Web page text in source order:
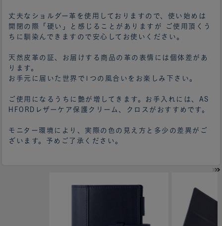
丈夫なショルダー革を使用しておりますので、使い始めは
開閉の際「硬い」と感じることがありますが ご使用頂くう
ちに馴染んできますので安心してお使いください。
天然皮革の証、お届けする商品の革の表情には個体差があ
ります。
お手元に届いた世界で1つの風合いをお楽しみ下さい。
ご使用になるうちに艶が増してきます。お手入れには、AS
HFORDレザーケア保護クリーム、クロスがおすすめです。
モニター環境により、実際の色の見え方と多少の差異がご
ざいます。予めご了承ください。